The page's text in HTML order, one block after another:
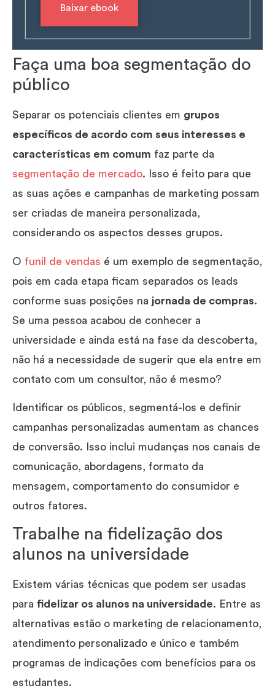
Baixar ebook
Faça uma boa segmentação do
público
Separar os potenciais clientes em grupos
específicos de acordo com seus interesses e
características em comum faz parte da
segmentação de mercado. Isso é feito para que
as suas ações e campanhas de marketing possam
ser criadas de maneira personalizada,
considerando os aspectos desses grupos.
O funil de vendas é um exemplo de segmentação,
pois em cada etapa ficam separados os leads
conforme suas posições na jornada de compras.
Se uma pessoa acabou de conhecer a
universidade e ainda está na fase da descoberta,
não há a necessidade de sugerir que ela entre em
contato com um consultor, não é mesmo?
Identificar os públicos, segmentá-los e definir
campanhas personalizadas aumentam as chances
de conversão. Isso inclui mudanças nos canais de
comunicação, abordagens, formato da
mensagem, comportamento do consumidor e
outros fatores.
Trabalhe na fidelização dos
alunos na universidade
Existem várias técnicas que podem ser usadas
para fidelizar os alunos na universidade. Entre as
alternativas estão o marketing de relacionamento,
atendimento personalizado e único e também
programas de indicações com benefícios para os
estudantes.